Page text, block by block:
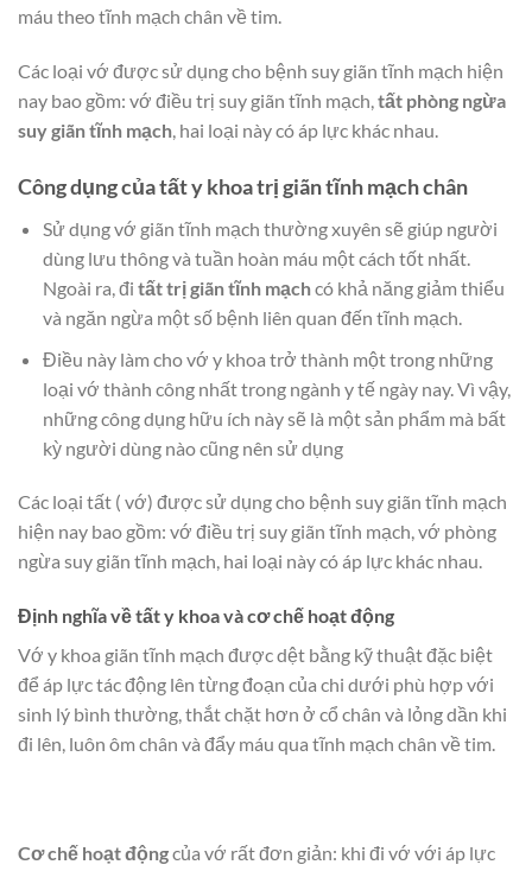
máu theo tĩnh mạch chân về tim.
Các loại vớ được sử dụng cho bệnh suy giãn tĩnh mạch hiện
nay bao gồm: vớ điều trị suy giãn tĩnh mạch,tất phòng ngừa
suy giãn tĩnh mạch, hai loại này có áp lực khác nhau.
Công dụng của tất y khoa trị giãn tĩnh mạch chân
Sử dụng vớ giãn tĩnh mạch thường xuyên sẽ giúp người
dùng lưu thông và tuần hoàn máu một cách tốt nhất.
Ngoài ra, đi tất trị giãn tĩnh mạchcó khả năng giảm thiểu
và ngăn ngừa một số bệnh liên quan đến tĩnh mạch.
Điều này làm cho vớ y khoa trở thành một trong những
loại vớ thành công nhất trong ngành y tế ngày nay. Vì vậy,
những công dụng hữu ích này sẽ là một sản phẩm mà bất
kỳ người dùng nào cũng nên sử dụng
Các loại tất ( vớ) được sử dụng cho bệnh suy giãn tĩnh mạch
hiện nay bao gồm: vớ điều trị suy giãn tĩnh mạch, vớ phòng
ngừa suy giãn tĩnh mạch, hai loại này có áp lực khác nhau.
Định nghĩa về tất y khoa và cơ chế hoạt động
Vớ y khoa giãn tĩnh mạch được dệt bằng kỹ thuật đặc biệt
để áp lực tác động lên từng đoạn của chi dưới phù hợp với
sinh lý bình thường, thắt chặt hơn ở cổ chân và lỏng dần khi
đi lên, luôn ôm chân và đẩy máu qua tĩnh mạch chân về tim.
Cơ chế hoạt độngcủa vớ rất đơn giản: khi đi vớ với áp lực